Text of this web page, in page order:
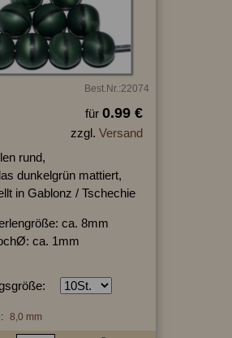
Best.Nr.:22074
für 0.99 €
zzgl. Versand
rund,
dunkelgrün mattiert,
in Gablonz / Tschechie
ca. 8mm
ca. 1mm
8,0 mm